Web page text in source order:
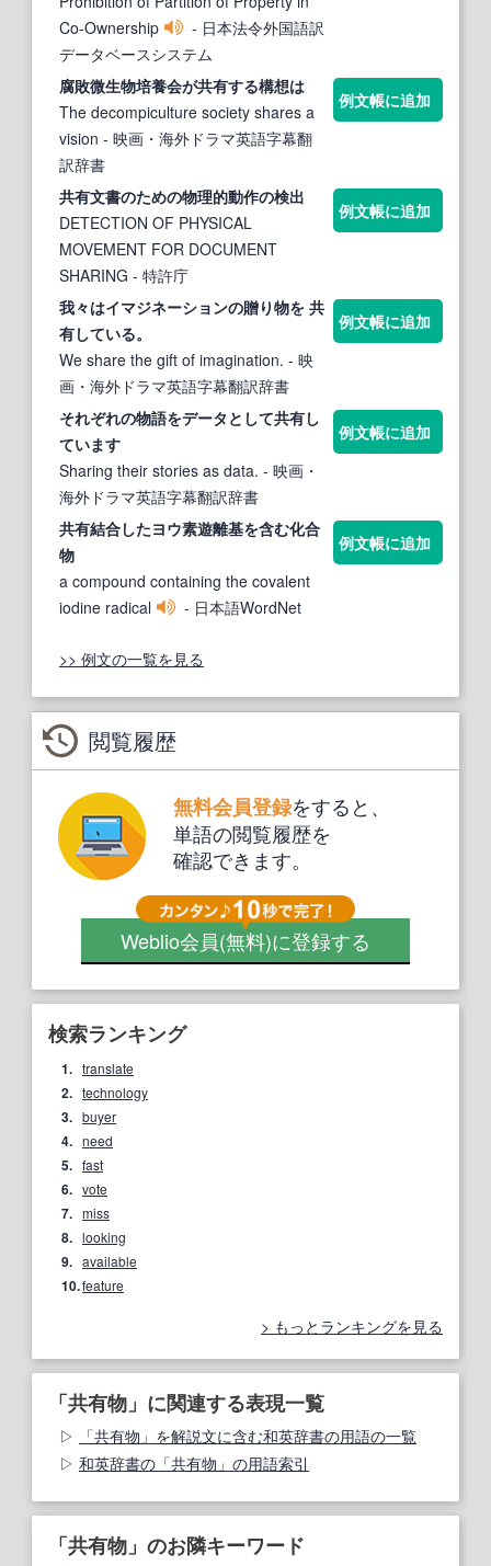
Co-Ownership
- 日本法令外国語訳
データベースシステム
腐敗微生物培養会が共有する構想は
The decompiculture society shares a
vision - 映画・海外ドラマ英語字幕翻
訳辞書
例文帳に追加
共有文書のための物理的動作の検出
DETECTION OF PHYSICAL
MOVEMENT FOR DOCUMENT
SHARING - 特許庁
例文帳に追加
我々はイマジネーションの贈り物を 共
有している。
We share the gift of imagination. - 映
画・海外ドラマ英語字幕翻訳辞書
例文帳に追加
それぞれの物語をデータとして共有し
ています
Sharing their stories as data. - 映画・
海外ドラマ英語字幕翻訳辞書
例文帳に追加
共有結合したヨウ素遊離基を含む化合
物
a compound containing the covalent
iodine radical
- 日本語WordNet
例文帳に追加
>> 例文の一覧を見る
閲覧履歴
無料会員登録をすると、
単語の閲覧履歴を
確認できます。
Weblio会員(無料)に登録する
検索ランキング
1. translate
2. technology
3. buyer
4. need
5. fast
6. vote
7. miss
8. looking
9. available
10.feature
もっとランキングを見る
「共有物」に関連する表現一覧
「共有物」を解説文に含む和英辞書の用語の一覧
和英辞書の「共有物」の用語索引
「共有物」のお隣キーワード